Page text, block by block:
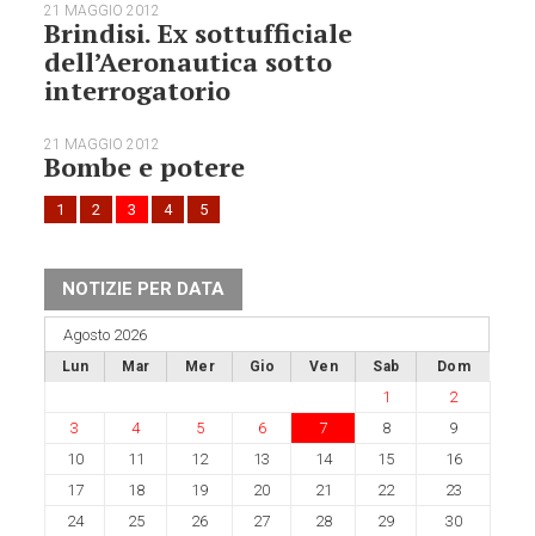
21 MAGGIO 2012
Brindisi. Ex sottufficiale
dell’Aeronautica sotto
interrogatorio
21 MAGGIO 2012
Bombe e potere
1 2 3 4 5
NOTIZIE PER DATA
Agosto 2026
Lun Mar Mer Gio Ven Sab Dom
1
2
3
4 5 6 7 8
9
10
11 12 13 14 15
16
17
18 19 20 21 22
23
24
25 26 27 28 29
30